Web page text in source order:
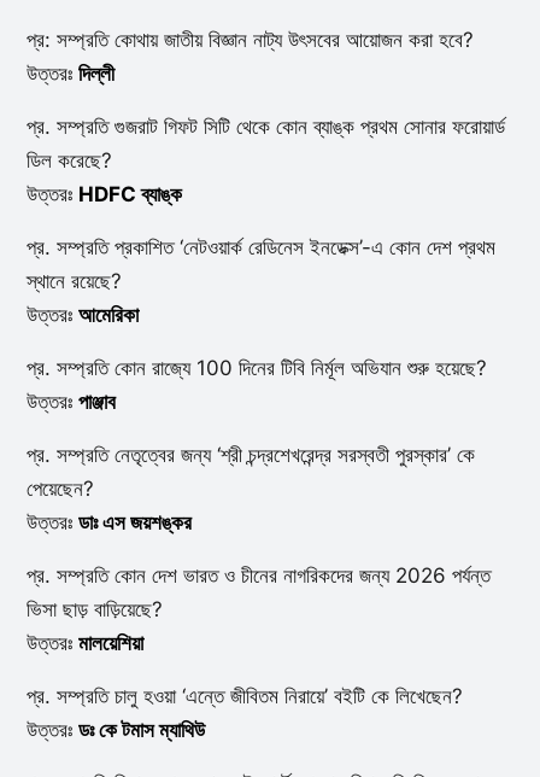
প্র: সম্প্রতি কোথায় জাতীয় বিজ্ঞান নাট্য উৎসবের আয়োজন করা হবে?
উত্তরঃ দিল্লী
প্র. সম্প্রতি গুজরাট গিফট সিটি থেকে কোন ব্যাঙ্ক প্রথম সোনার ফরোয়ার্ড
ডিল করেছে?
উত্তরঃ HDFC ব্যাঙ্ক
প্র. সম্প্রতি প্রকাশিত ‘নেটওয়ার্ক রেডিনেস ইনডেক্স’-এ কোন দেশ প্রথম
স্থানে রয়েছে?
উত্তরঃ আমেরিকা
প্র. সম্প্রতি কোন রাজ্যে 100 দিনের টিবি নির্মূল অভিযান শুরু হয়েছে?
উত্তরঃ পাঞ্জাব
প্র. সম্প্রতি নেতৃত্বের জন্য ‘শ্রী চন্দ্রশেখরেন্দ্র সরস্বতী পুরস্কার’ কে
পেয়েছেন?
উত্তরঃ ডাঃ এস জয়শঙ্কর
প্র. সম্প্রতি কোন দেশ ভারত ও চীনের নাগরিকদের জন্য 2026 পর্যন্ত
ভিসা ছাড় বাড়িয়েছে?
উত্তরঃ মালয়েশিয়া
প্র. সম্প্রতি চালু হওয়া ‘এন্তে জীবিতম নিরায়ে’ বইটি কে লিখেছেন?
উত্তরঃ ডঃ কে টমাস ম্যাথিউ